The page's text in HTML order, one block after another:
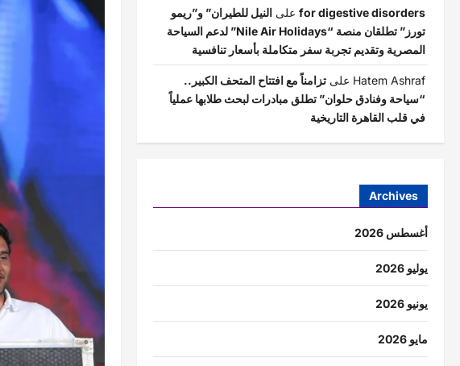
for digestive disorders علىالنيل للطيران” و”ريمو
تورز” تطلقان منصة “Nile Air Holidays” لدعم السياحة
المصرية وتقديم تجربة سفر متكاملة بأسعار تنافسية
Hatem Ashraf علىتزامناً مع افتتاح المتحف الكبير..
“سياحة وفنادق حلوان” تطلق مبادرات لبحث طلابها عملياً
في قلب القاهرة التاريخية
Archives
أغسطس 2026
يوليو 2026
يونيو 2026
مايو 2026